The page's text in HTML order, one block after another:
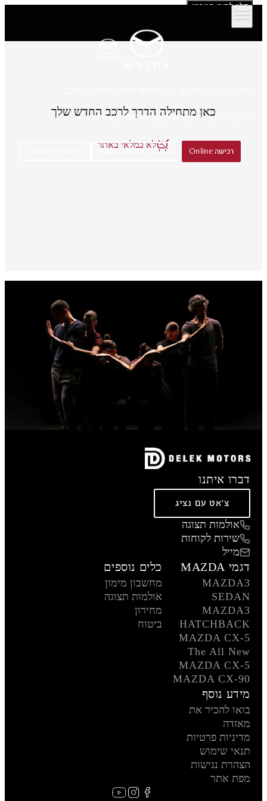
דלג לתוכן המרכזי
אולמות תצוגהיצירת קשר אודות מאזדה
רכישה Online הזמנת נסיעת הדגמה
כאן מתחילה הדרך לרכב החדש שלך
לא במלאי באתר
דברו איתנו
צ'אט עם נציג
אולמות תצוגה
שירות לקוחות
מייל
דגמי MAZDA
MAZDA3
SEDAN
MAZDA3
HATCHBACK
MAZDA CX-5
The All New
MAZDA CX-5
MAZDA CX-90
כלים נוספים
מחשבון מימון
אולמות תצוגה
מחירון
ביטוח
מידע נוסף
בואו להכיר את
מאזדה
מדיניות פרטיות
תנאי שימוש
הצהרת נגישות
מפת אתר